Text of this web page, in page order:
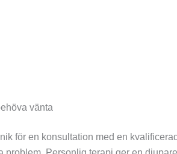
vänta
för en konsultation med en